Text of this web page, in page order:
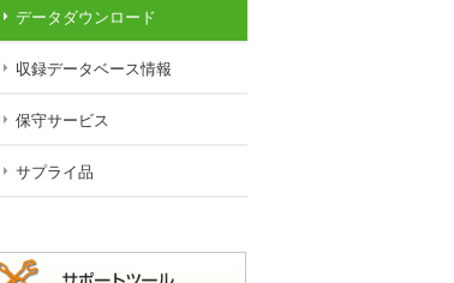
データダウンロード
収録データベース情報
保守サービス
サプライ品